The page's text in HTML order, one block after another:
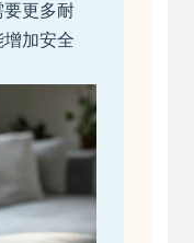
要更多耐
加安全